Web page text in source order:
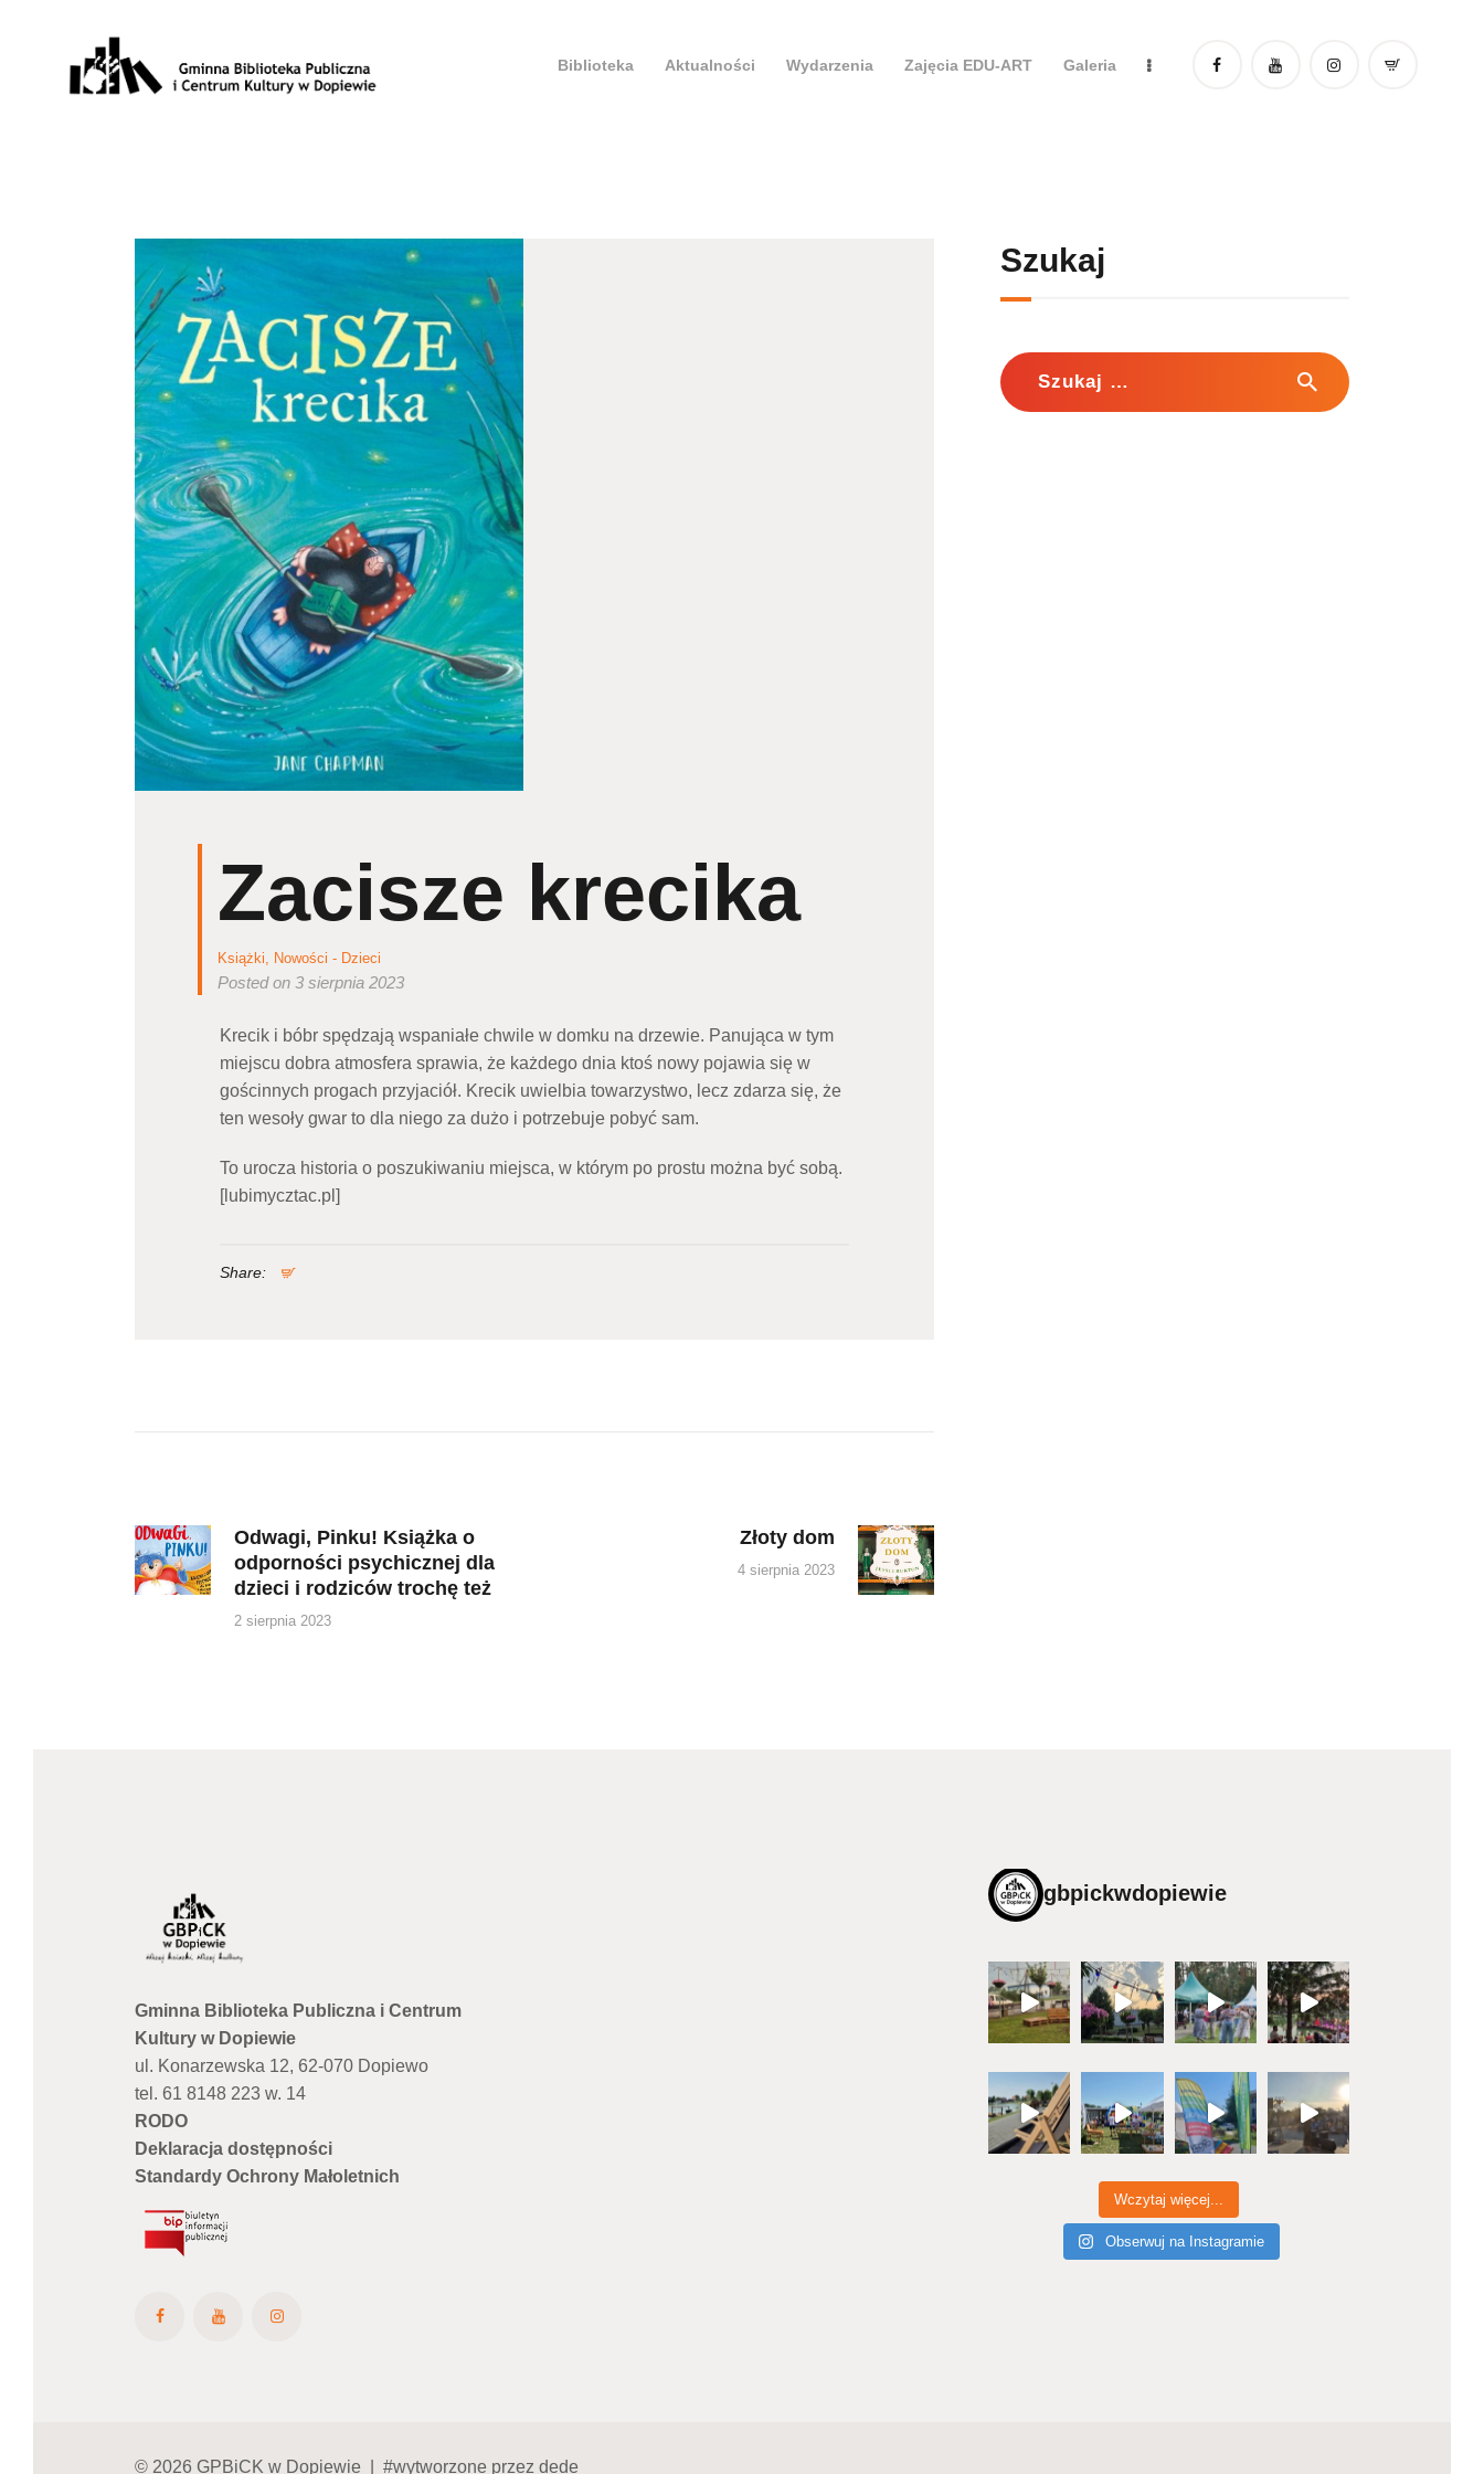
Biblioteka Aktualności Wydarzenia Zajęcia EDU-ART Galeria
Zacisze krecika
Książki Nowości - Dzieci
Posted on 3 sierpnia 2023
Krecik i bóbr spędzają wspaniałe chwile w domku na drzewie. Panująca w tym
miejscu dobra atmosfera sprawia, że każdego dnia ktoś nowy pojawia się w
gościnnych progach przyjaciół. Krecik uwielbia towarzystwo, lecz zdarza się, że
ten wesoły gwar to dla niego za dużo i potrzebuje pobyć sam.
To urocza historia o poszukiwaniu miejsca, w którym po prostu można być sobą.
[lubimycztac.pl]
Share:
wpisuPrevious
post:
Odwagi, Pinku! Książka o
odporności psychicznej dla
dzieci i rodziców trochę też
2 sierpnia 2023
Next
post:
Złoty dom
4 sierpnia 2023
Szukaj
Szukaj:
Gminna Biblioteka Publiczna i Centrum
Kultury w Dopiewie
ul. Konarzewska 12, 62-070 Dopiewo
tel. 61 8148 223 w. 14
RODO
Deklaracja dostępności
Standardy Ochrony Małoletnich
gbpickwdopiewie
Wczytaj więcej...
Obserwuj na Instagramie
© 2026 GPBiCK w Dopiewie | #wytworzone przez dede